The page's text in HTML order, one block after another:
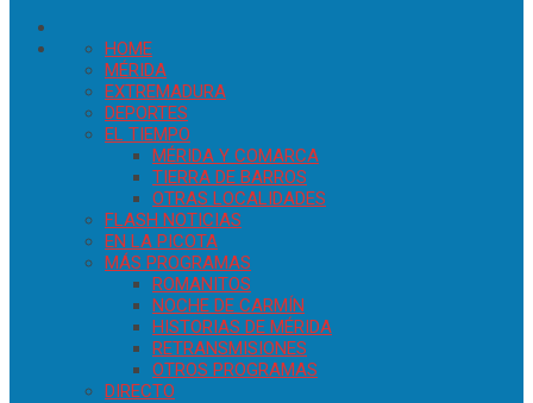
HOME
MÉRIDA
EXTREMADURA
DEPORTES
EL TIEMPO
MÉRIDA Y COMARCA
TIERRA DE BARROS
OTRAS LOCALIDADES
FLASH NOTICIAS
EN LA PICOTA
MÁS PROGRAMAS
ROMANITOS
NOCHE DE CARMÍN
HISTORIAS DE MÉRIDA
RETRANSMISIONES
OTROS PROGRAMAS
DIRECTO